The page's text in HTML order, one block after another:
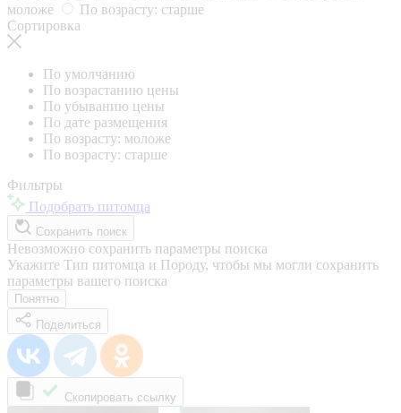
моложе
По возрасту: старше
Сортировка
По умолчанию
По возрастанию цены
По убыванию цены
По дате размещения
По возрасту: моложе
По возрасту: старше
Фильтры
Подобрать питомца
Сохранить поиск
Невозможно сохранить параметры поиска
Укажите Тип питомца и Породу, чтобы мы могли сохранить
параметры вашего поиска
Понятно
Поделиться
Скопировать ссылку